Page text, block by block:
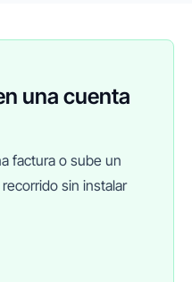
una cuenta
factura o sube un
sin instalar